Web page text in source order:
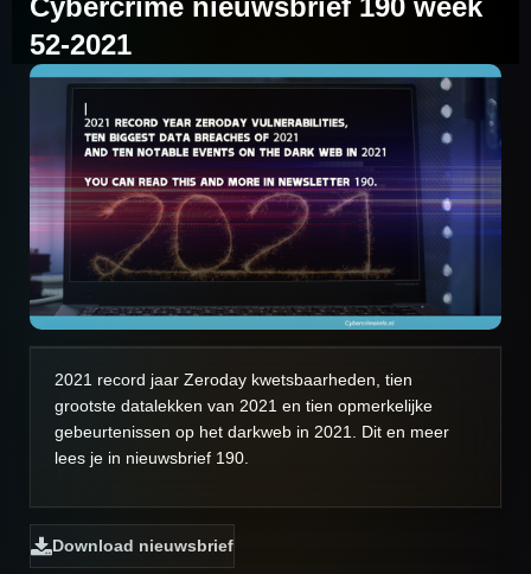
Cybercrime nieuwsbrief 190 week
52-2021
2021 record jaar Zeroday kwetsbaarheden, tien
grootste datalekken van 2021 en tien opmerkelijke
gebeurtenissen op het darkweb in 2021. Dit en meer
lees je in nieuwsbrief 190.
Download nieuwsbrief